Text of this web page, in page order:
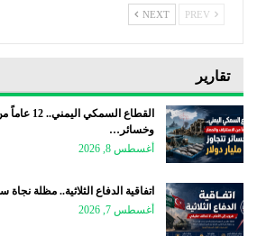
NEXT
تقارير
القطاع
وخسائر…
أغسطس 8, 2026
اتفاقية الدفاع الثلاثية.. مظلة
أغسطس 7, 2026